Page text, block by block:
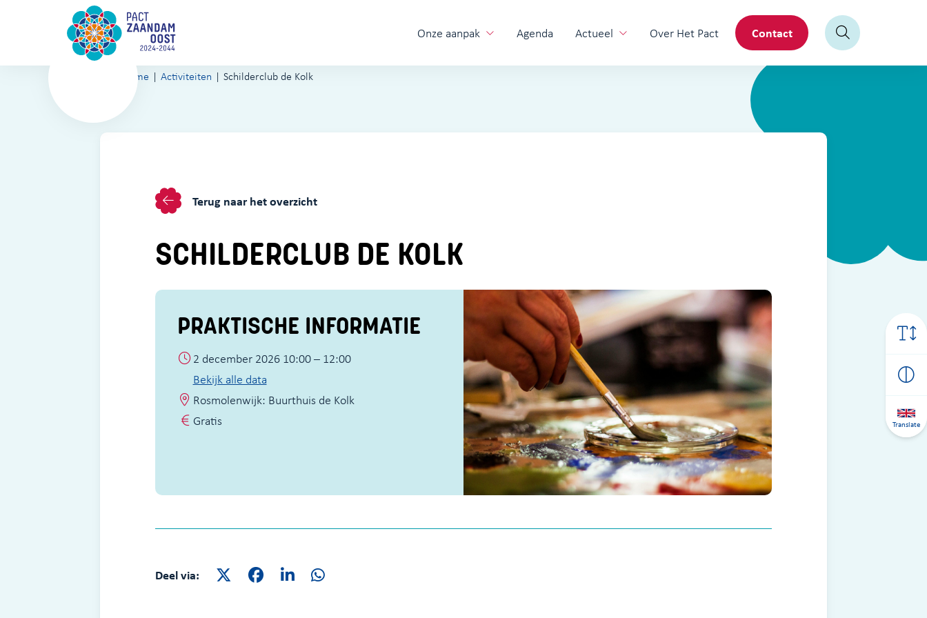
Onze aanpak Agenda Actueel Over Het Pact Contact
Translate
Home Activiteiten Schilderclub de Kolk
Terug naar het overzicht
SCHILDERCLUB DE KOLK
PRAKTISCHE INFORMATIE
2 december 2026 10:00 – 12:00
Bekijk alle data
Rosmolenwijk: Buurthuis de Kolk
Gratis
Deel via: